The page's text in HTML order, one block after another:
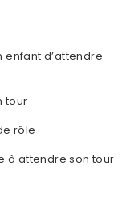
d’attendre
tour
rôle
à attendre son tour